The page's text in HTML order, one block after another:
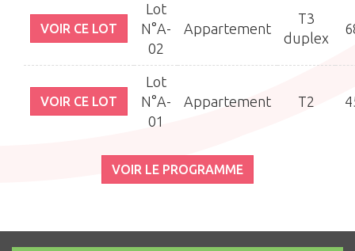
VOIR CE LOT
Lot
N°A-
02
Appartement
T3
duplex
VOIR CE LOT
Lot
N°A-
01
Appartement T2
VOIR LE PROGRAMME